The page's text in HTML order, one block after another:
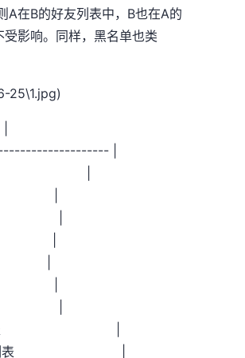
A在B的好友列表中，B也在A的
影响。同样，黑名单也类
25\1.jpg)
|
的信息 |
表 |
友 |
系 |
|
注 |
） |
友申请列表 |
好友申请列表 |